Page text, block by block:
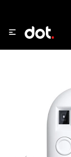

Celulares,
Informática